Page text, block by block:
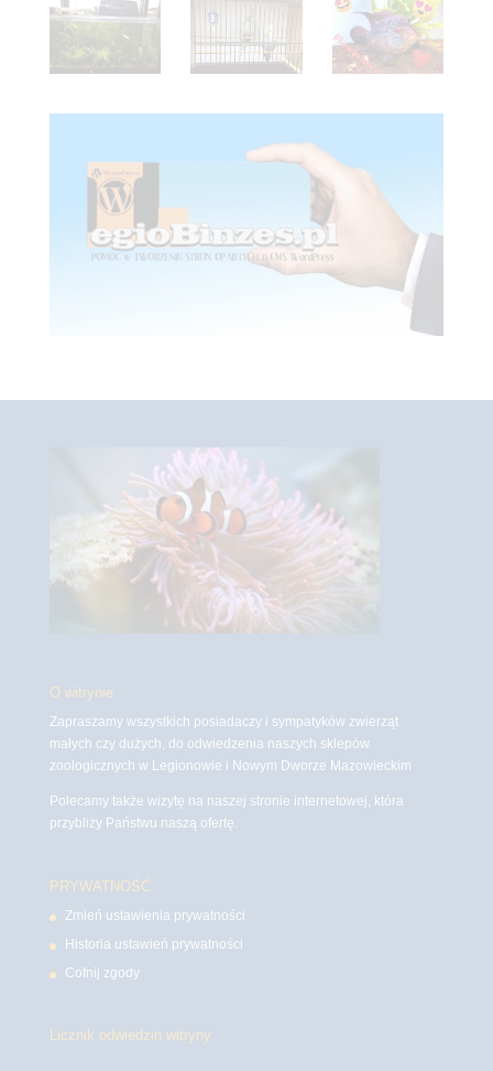
O witrynie
Zapraszamy wszystkich posiadaczy i sympatyków zwierząt
małych czy dużych, do odwiedzenia naszych sklepów
zoologicznych w Legionowie i Nowym Dworze Mazowieckim
Polecamy także wizytę na naszej stronie internetowej, która
przybliży Państwu naszą ofertę.
PRYWATNOŚĆ
Zmień ustawienia prywatności
Historia ustawień prywatności
Cofnij zgody
Licznik odwiedzin witryny